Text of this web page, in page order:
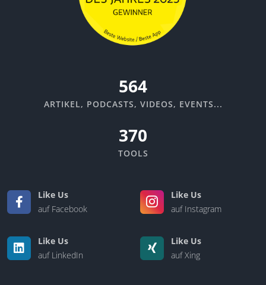
670
ARTIKEL, PODCASTS, VIDEOS, EVENTS...
370
TOOLS
Like Us
auf Facebook
Like Us
auf Instagram
Like Us
auf LinkedIn
Like Us
auf Xing